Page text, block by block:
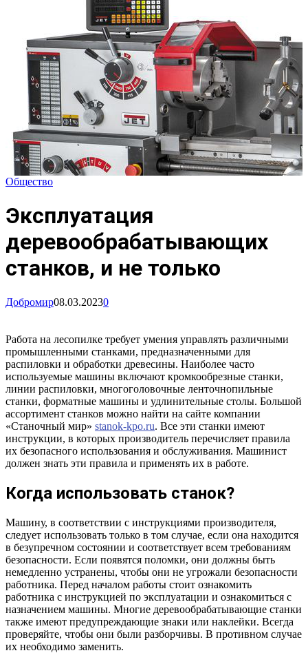
Общество
Эксплуатация
деревообрабатывающих
станков, и не только
Добромир08.03.20230
Работа на лесопилке требует умения управлять различными
промышленными станками, предназначенными для
распиловки и обработки древесины. Наиболее часто
используемые машины включают кромкообрезные станки,
линии распиловки, многоголовочные ленточнопильные
станки, форматные машины и удлинительные столы. Большой
ассортимент станков можно найти на сайте компании
«Станочный мир» stanok-kpo.ru. Все эти станки имеют
инструкции, в которых производитель перечисляет правила
их безопасного использования и обслуживания. Машинист
должен знать эти правила и применять их в работе.
Когда использовать станок?
Машину, в соответствии с инструкциями производителя,
следует использовать только в том случае, если она находится
в безупречном состоянии и соответствует всем требованиям
безопасности. Если появятся поломки, они должны быть
немедленно устранены, чтобы они не угрожали безопасности
работника. Перед началом работы стоит ознакомить
работника с инструкцией по эксплуатации и ознакомиться с
назначением машины. Многие деревообрабатывающие станки
также имеют предупреждающие знаки или наклейки. Всегда
проверяйте, чтобы они были разборчивы. В противном случае
их необходимо заменить.